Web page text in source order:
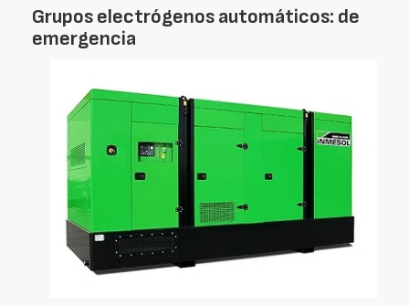
Grupos electrógenos automáticos: de
emergencia